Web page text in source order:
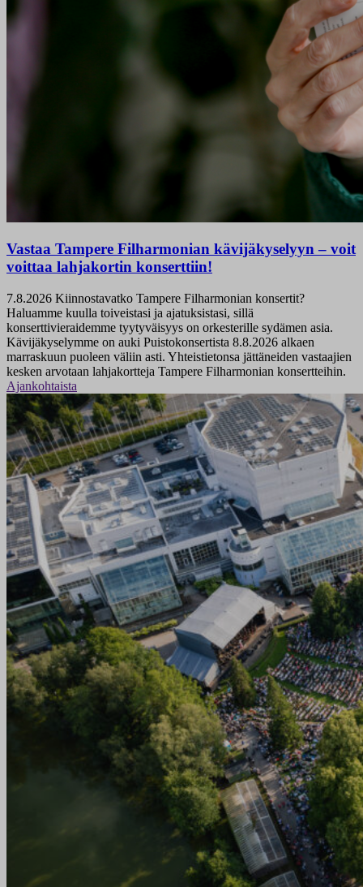
Vastaa Tampere Filharmonian kävijäkyselyyn – voit
voittaa lahjakortin konserttiin!
7.8.2026 Kiinnostavatko Tampere Filharmonian konsertit?
Haluamme kuulla toiveistasi ja ajatuksistasi, sillä
konserttivieraidemme tyytyväisyys on orkesterille sydämen asia.
Kävijäkyselymme on auki Puistokonsertista 8.8.2026 alkaen
marraskuun puoleen väliin asti. Yhteistietonsa jättäneiden vastaajien
kesken arvotaan lahjakortteja Tampere Filharmonian konsertteihin.
Ajankohtaista